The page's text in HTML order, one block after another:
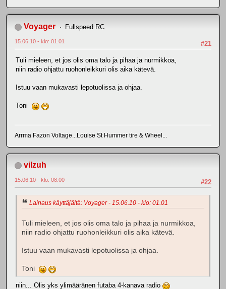
Voyager Fullspeed RC
#21
15.06.10 - klo: 01.01
Tuli mieleen, et jos olis oma talo ja pihaa ja nurmikkoa,
niin radio ohjattu ruohonleikkuri olis aika kätevä.
Istuu vaan mukavasti lepotuolissa ja ohjaa.
Toni
Arrma Fazon Voltage...Louise St Hummer tire & Wheel...
vilzuh
#22
15.06.10 - klo: 08.00
Lainaus käyttäjältä: Voyager - 15.06.10 - klo: 01.01
Tuli mieleen, et jos olis oma talo ja pihaa ja nurmikkoa,
niin radio ohjattu ruohonleikkuri olis aika kätevä.
Istuu vaan mukavasti lepotuolissa ja ohjaa.
Toni
niin... Olis yks ylimääränen futaba 4-kanava radio